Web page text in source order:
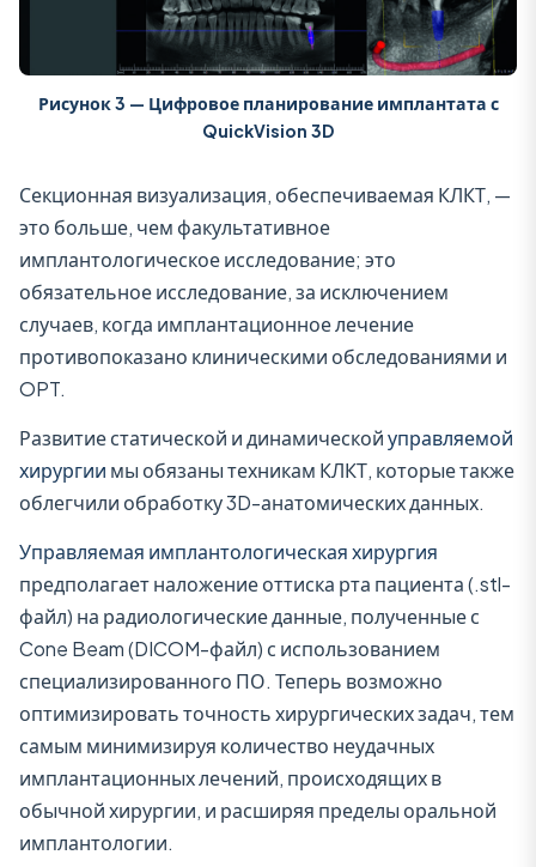
Рисунок 3 — Цифровое планирование имплантата с
QuickVision 3D
Секционная визуализация, обеспечиваемая КЛКТ, —
это больше, чем факультативное
имплантологическое исследование; это
обязательное исследование, за исключением
случаев, когда имплантационное лечение
противопоказано клиническими обследованиями и
OPT.
Развитие статической и динамическойуправляемой
хирургии мы обязаны техникам КЛКТ, которые также
облегчили обработку 3D-анатомических данных.
Управляемая имплантологическая хирургия
предполагает наложение оттиска рта пациента (.stl-
файл) на радиологические данные, полученные с
Cone Beam (DICOM-файл) с использованием
специализированного ПО. Теперь возможно
оптимизировать точность хирургических задач, тем
самым минимизируя количество неудачных
имплантационных лечений, происходящих в
обычной хирургии, и расширяя пределы оральной
имплантологии.